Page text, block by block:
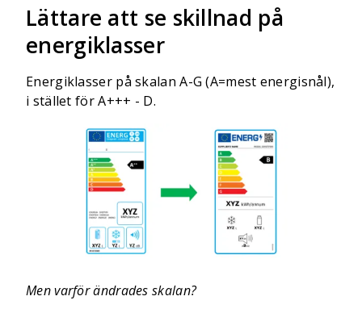
Lättare att se skillnad på
energiklasser
Energiklasser på skalan A-G (A=mest energisnål),
i stället för A+++ - D.
Men varför ändrades skalan?